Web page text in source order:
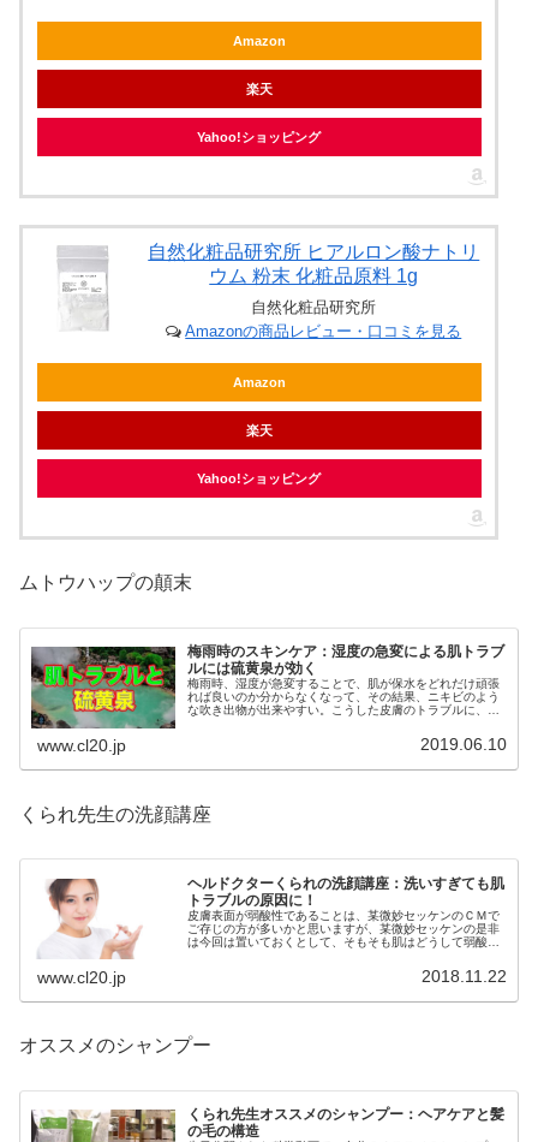
Amazon
楽天
Yahoo!ショッピング
自然化粧品研究所 ヒアルロン酸ナトリ
ウム 粉末 化粧品原料 1g
自然化粧品研究所
Amazonの商品レビュー・口コミを見る
Amazon
楽天
Yahoo!ショッピング
ムトウハップの顛末
梅雨時のスキンケア：湿度の急変による肌トラブ
ルには硫黄泉が効く
梅雨時、湿度が急変することで、肌が保水をどれだけ頑張
れば良いのか分からなくなって、その結果、ニキビのよう
な吹き出物が出来やすい。こうした皮膚のトラブルに、効
www.cl20.jp 2019.06.10
くられ先生の洗顔講座
ヘルドクターくられの洗顔講座：洗いすぎても肌
トラブルの原因に！
皮膚表面が弱酸性であることは、某微妙セッケンのＣＭで
ご存じの方が多いかと思いますが、某微妙セッケンの是非
は今回は置いておくとして、そもそも肌はどうして弱酸性
www.cl20.jp 2018.11.22
オススメのシャンプー
くられ先生オススメのシャンプー：ヘアケアと髪
の毛の構造